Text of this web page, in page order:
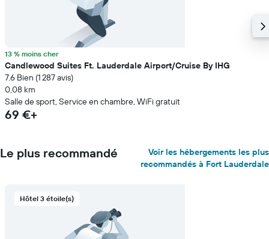
13 % moins cher
Candlewood Suites Ft. Lauderdale Airport/Cruise By IHG
7.6 Bien (1 287 avis)
0,08 km
Salle de sport, Service en chambre, WiFi gratuit
69 €+
Le plus recommandé
Voir les hébergements les plus
recommandés à Fort Lauderdale
Hôtel 3 étoile(s)